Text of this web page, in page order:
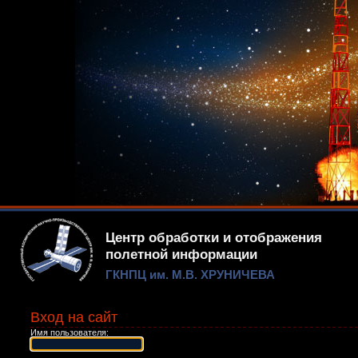
Центр обработки и отображения
полетной информации
ГКНПЦ им. М.В. ХРУНИЧЕВА
Вход на сайт
Имя пользователя: